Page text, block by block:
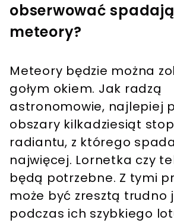
obserwować
meteory?
Meteory będzie można
gołym okiem. Jak radzą
astronomowie, najlepiej
obszary kilkadziesiąt
radiantu, z którego
najwięcej. Lornetka czy
będą potrzebne. Z tymi
może być zresztą trudno
podczas ich szybkiego